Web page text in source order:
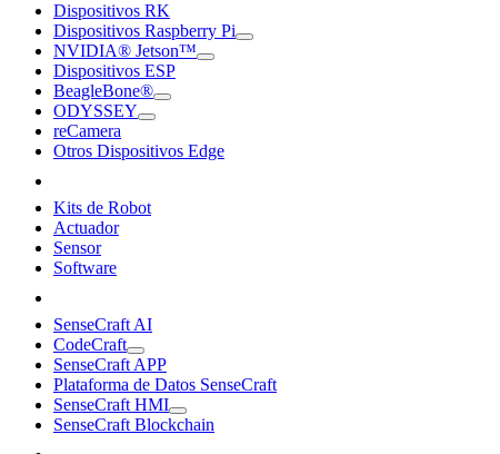
Dispositivos RK
Dispositivos Raspberry Pi
NVIDIA® Jetson™
Dispositivos ESP
BeagleBone®
ODYSSEY
reCamera
Otros Dispositivos Edge
Kits de Robot
Actuador
Sensor
Software
SenseCraft AI
CodeCraft
SenseCraft APP
Plataforma de Datos SenseCraft
SenseCraft HMI
SenseCraft Blockchain